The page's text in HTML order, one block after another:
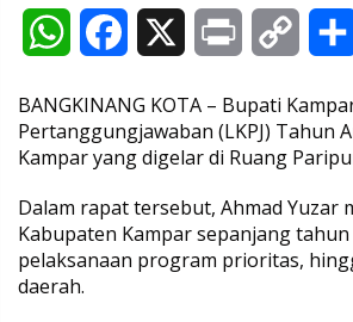
n
a
P
e
m
r
i
n
W
a
s
A
c
e
b
o
i
t
p
L
i
BANGKINANG KOTA – Bupati
Pertanggungjawaban (LKPJ) Tahun
Kampar yang digelar di Ruang
Dalam rapat tersebut, Ahmad Yuzar
Kabupaten Kampar sepanjang
pelaksanaan program prioritas,
daerah.